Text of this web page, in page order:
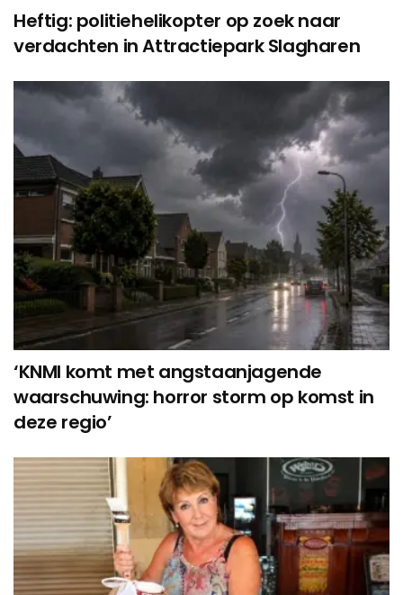
Heftig: politiehelikopter op zoek naar
verdachten in Attractiepark Slagharen
‘KNMI komt met angstaanjagende
waarschuwing: horror storm op komst in
deze regio’